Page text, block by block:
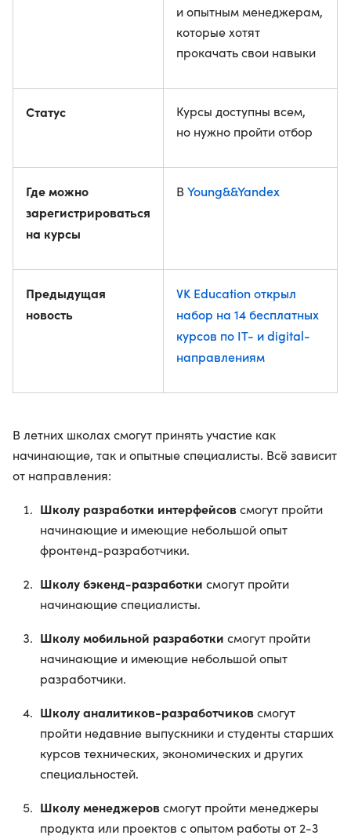
и опытным менеджерам,
которые хотят
прокачать свои навыки
Статус
Курсы доступны всем,
но нужно пройти отбор
Где можно
зарегистрироваться
на курсы
ВYoung&&Yandex
Предыдущая
новость
VK Education открыл
набор на 14 бесплатных
курсов по IT- и digital-
направлениям
В летних школах смогут принять участие как
начинающие, так и опытные специалисты. Всё зависит
от направления:
Школу разработки интерфейсовсмогут пройти
начинающие и имеющие небольшой опыт
фронтенд-разработчики.
Школу бэкенд-разработки смогут пройти
начинающие специалисты.
Школу мобильной разработки смогут пройти
начинающие и имеющие небольшой опыт
разработчики.
Школу аналитиков-разработчиковсмогут
пройти недавние выпускники и студенты старших
курсов технических, экономических и других
специальностей.
Школу менеджеровсмогут пройти менеджеры
продукта или проектов с опытом работы от 2-3